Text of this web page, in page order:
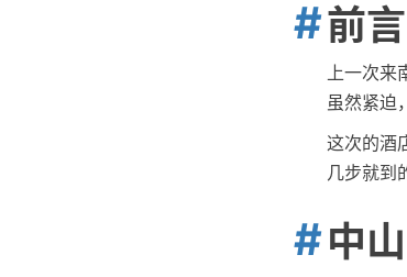
前言
上一次来
虽然紧迫
这次的酒
几步就到
中